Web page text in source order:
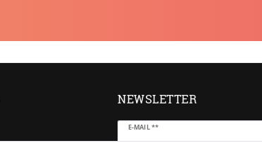
NEWSLETTER
E-MAIL **
Newsletter